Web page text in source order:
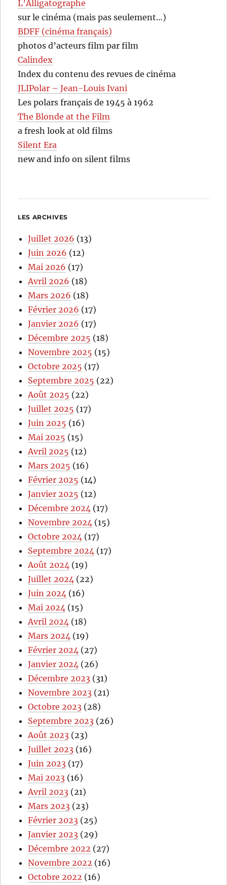
L’Alligatographe
sur le cinéma (mais pas seulement…)
BDFF (cinéma français)
photos d’acteurs film par film
Calindex
Index du contenu des revues de cinéma
JLIPolar – Jean-Louis Ivani
Les polars français de 1945 à 1962
The Blonde at the Film
a fresh look at old films
Silent Era
new and info on silent films
LES ARCHIVES
Juillet 2026 (13)
Juin 2026 (12)
Mai 2026 (17)
Avril 2026 (18)
Mars 2026 (18)
Février 2026 (17)
Janvier 2026 (17)
Décembre 2025 (18)
Novembre 2025 (15)
Octobre 2025 (17)
Septembre 2025 (22)
Août 2025 (22)
Juillet 2025 (17)
Juin 2025 (16)
Mai 2025 (15)
Avril 2025 (12)
Mars 2025 (16)
Février 2025 (14)
Janvier 2025 (12)
Décembre 2024 (17)
Novembre 2024 (15)
Octobre 2024 (17)
Septembre 2024 (17)
Août 2024 (19)
Juillet 2024 (22)
Juin 2024 (16)
Mai 2024 (15)
Avril 2024 (18)
Mars 2024 (19)
Février 2024 (27)
Janvier 2024 (26)
Décembre 2023 (31)
Novembre 2023 (21)
Octobre 2023 (28)
Septembre 2023 (26)
Août 2023 (23)
Juillet 2023 (16)
Juin 2023 (17)
Mai 2023 (16)
Avril 2023 (21)
Mars 2023 (23)
Février 2023 (25)
Janvier 2023 (29)
Décembre 2022 (27)
Novembre 2022 (16)
Octobre 2022 (16)